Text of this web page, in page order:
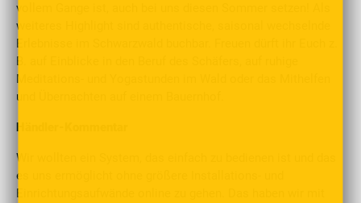
vollem Gange ist, auch bei uns diesen Sommer setzen! Als
weiteres Highlight sind authentische, saisonal wechselnde
Erlebnisse im Schwarzwald buchbar. Freuen dürft ihr Euch z.
B. auf Einblicke in den Beruf des Schäfers, auf ruhige
Meditations- und Yogastunden im Wald oder das Mithelfen
und Übernachten auf einem Bauernhof.
Händler-Kommentar
Wir wollten ein System, das einfach zu bedienen ist und das
es uns ermöglicht ohne größere Installations- und
Einrichtungsaufwände online zu gehen. Das haben wir mit